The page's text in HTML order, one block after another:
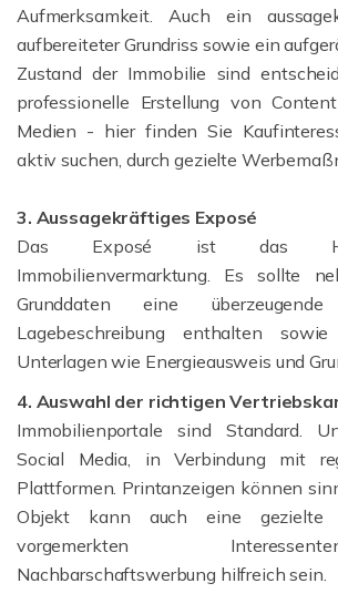
Aufmerksamkeit. Auch ein
aufbereiteter Grundriss sowie ein
Zustand der Immobilie sind
professionelle Erstellung von
Medien - hier finden Sie
aktiv suchen, durch gezielte
3. Aussagekräftiges Exposé
Das Exposé ist das
Immobilienvermarktung. Es sollte
Grunddaten eine
Lagebeschreibung enthalten
Unterlagen wie Energieausweis und
4. Auswahl der richtigen
Immobilienportale sind Standard.
Social Media, in Verbindung mit
Plattformen. Printanzeigen können
Objekt kann auch eine gezielte
vorgemerkten
Nachbarschaftswerbung hilfreich sein.